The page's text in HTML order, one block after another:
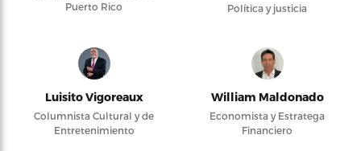
Puerto Rico
Política y justicia
Luisito Vigoreaux
Columnista Cultural y de
Entretenimiento
William Maldonado
Economista y Estratega
Financiero